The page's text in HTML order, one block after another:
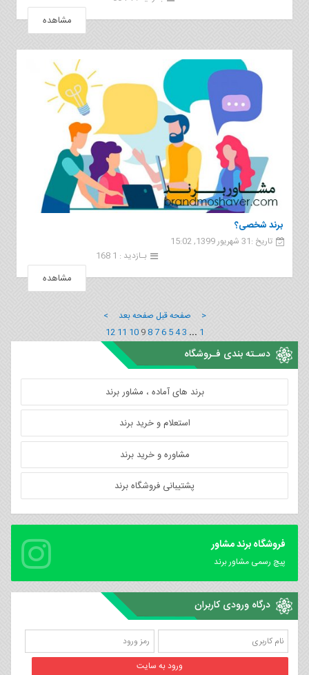
مشاهده
برند شخصی؟
تاریخ :31 شهریور 1399, 15:02
بـازدید : 1 168
مشاهده
< صفحه قبل صفحه بعد >
1
...
3
4
5
6
7
8
9
10
11
12
دسـته بندی فـروشگاه
برند های آماده ، مشاور برند
استعلام و خرید برند
مشاوره و خرید برند
پشتیبانی فروشگاه برند
فروشگاه برند مشاور
پیچ رسمی مشاور برند
درگاه ورودی کاربران